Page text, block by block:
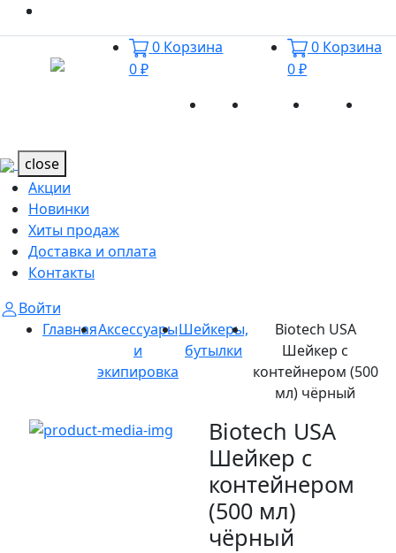
0 Корзина
0 ₽
0 Корзина
0 ₽
Акции Новинки
close
Акции
Новинки
Хиты продаж
Доставка и оплата
Контакты
Войти
ГлавнаяАксессуары
и
экипировка
Шейкеры,
бутылки
Biotech USA
Шейкер с
контейнером (500
мл) чёрный
Biotech USA
Шейкер с
контейнером
(500 мл)
чёрный